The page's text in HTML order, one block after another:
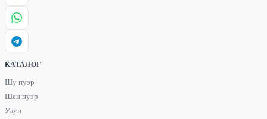
КАТАЛОГ
Шу пуэр
Шен пуэр
Улун